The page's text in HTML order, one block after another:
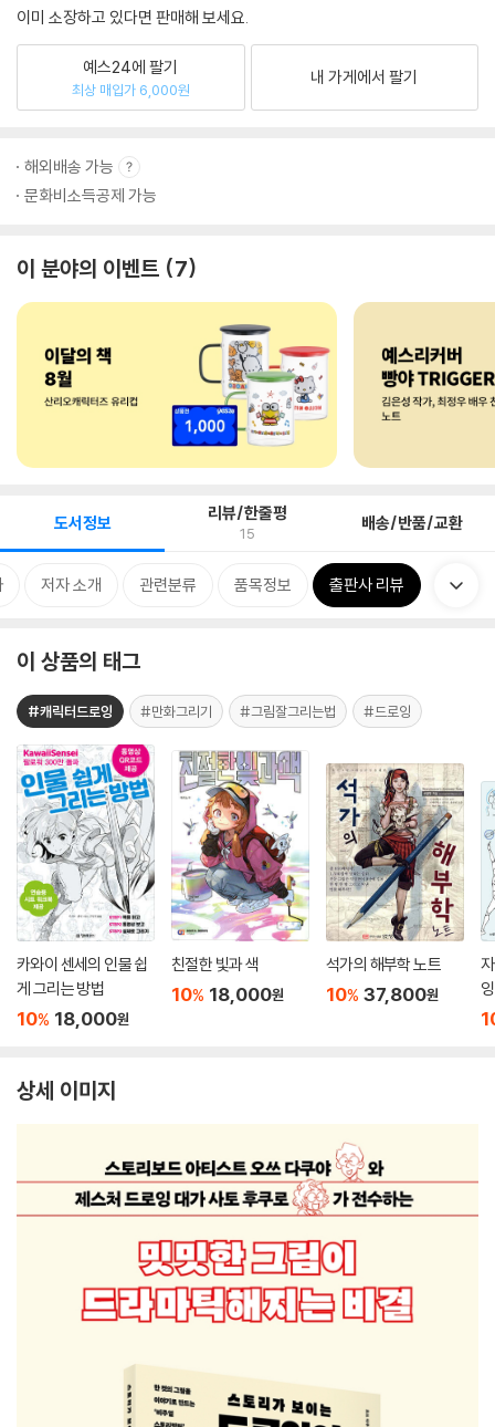
이미 소장하고 있다면 판매해 보세요.
예스24에 팔기
최상 매입가 6,000원
내 가게에서 팔기
해외배송 가능
문화비소득공제 가능
이 분야의 이벤트 7
도서정보 리뷰/한줄평
15 배송/반품/교환
저자 소개 관련분류 품목정보 출판사 리뷰
이 상품의 태그
#캐릭터드로잉 #만화그리기 #그림잘그리는법 #드로잉
카와이 센세의 인물 쉽
게 그리는 방법
10% 18,000원
친절한 빛과 색
10% 18,000원
석가의 해부학 노트
10% 37,800원
잉
상세 이미지